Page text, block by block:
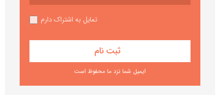
تمایل به اشتراک دارم
ایمیل شما نزد ما محفوظ است